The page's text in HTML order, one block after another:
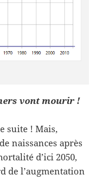
vont mourir !
suite ! Mais,
naissances après
d’ici 2050,
de l’augmentation